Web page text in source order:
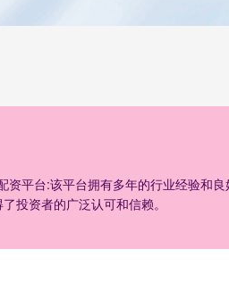
资平台:该平台拥有多年的行业经验和
投资者的广泛认可和信赖。